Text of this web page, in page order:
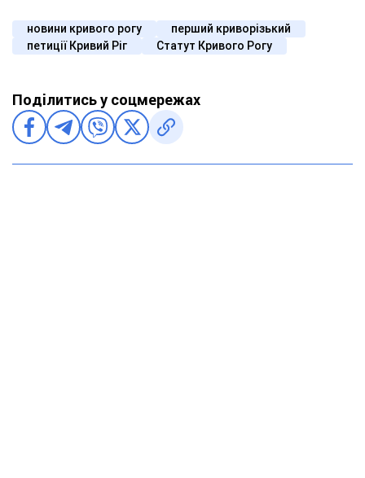
новини кривого рогу
перший криворізький
петиції Кривий Ріг
Статут Кривого Рогу
Поділитись у соцмережах